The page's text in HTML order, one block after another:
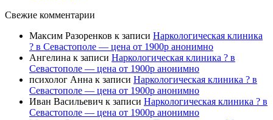
Свежие комментарии
Максим Разоренков к записи Наркологическая клиника
? в Севастополе — цена от 1900р анонимно
Ангелина к записи Наркологическая клиника ? в
Севастополе — цена от 1900р анонимно
психолог Анна к записи Наркологическая клиника ? в
Севастополе — цена от 1900р анонимно
Иван Васильевич к записи Наркологическая клиника ? в
Севастополе — цена от 1900р анонимно